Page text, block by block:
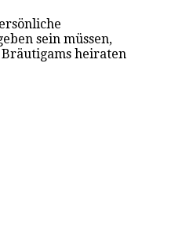
sein müssen,
heiraten